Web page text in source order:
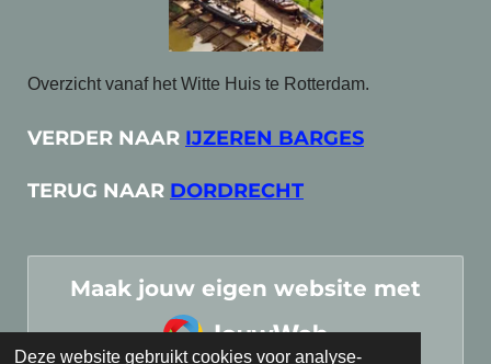
Deze website gebruikt cookies voor analyse-
Overzicht vanaf het Witte Huis te Rotterdam.
VERDER NAAR IJZEREN BARGES
TERUG NAAR DORDRECHT
Maak jouw eigen website met
JouwWeb